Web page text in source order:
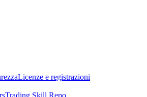
Licenze e registrazioni
Trading Skill Repo